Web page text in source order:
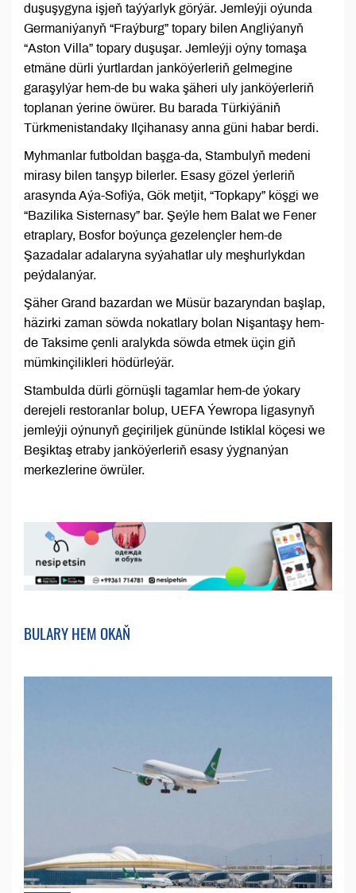
duşuşygyna işjeň taýýarlyk görýär. Jemleýji oýunda
Germaniýanyň “Fraýburg” topary bilen Angliýanyň
“Aston Villa” topary duşuşar. Jemleýji oýny tomaşa
etmäne dürli ýurtlardan janköýerleriň gelmegine
garaşylýar hem-de bu waka şäheri uly janköýerleriň
toplanan ýerine öwürer. Bu barada Türkiýäniň
Türkmenistandaky Ilçihanasy anna güni habar berdi.
Myhmanlar futboldan başga-da, Stambulyň medeni
mirasy bilen tanşyp bilerler. Esasy gözel ýerleriň
arasynda Aýa-Sofiýa, Gök metjit, “Topkapy” köşgi we
“Bazilika Sisternasy” bar. Şeýle hem Balat we Fener
etraplary, Bosfor boýunça gezelençler hem-de
Şazadalar adalaryna syýahatlar uly meşhurlykdan
peýdalanýar.
Şäher Grand bazardan we Müsür bazaryndan başlap,
häzirki zaman söwda nokatlary bolan Nişantaşy hem-
de Taksime çenli aralykda söwda etmek üçin giň
mümkinçilikleri hödürleýär.
Stambulda dürli görnüşli tagamlar hem-de ýokary
derejeli restoranlar bolup, UEFA Ýewropa ligasynyň
jemleýji oýnunyň geçiriljek gününde Istiklal köçesi we
Beşiktaş etraby janköýerleriň esasy ýygnanýan
merkezlerine öwrüler.
BULARY HEM OKAŇ